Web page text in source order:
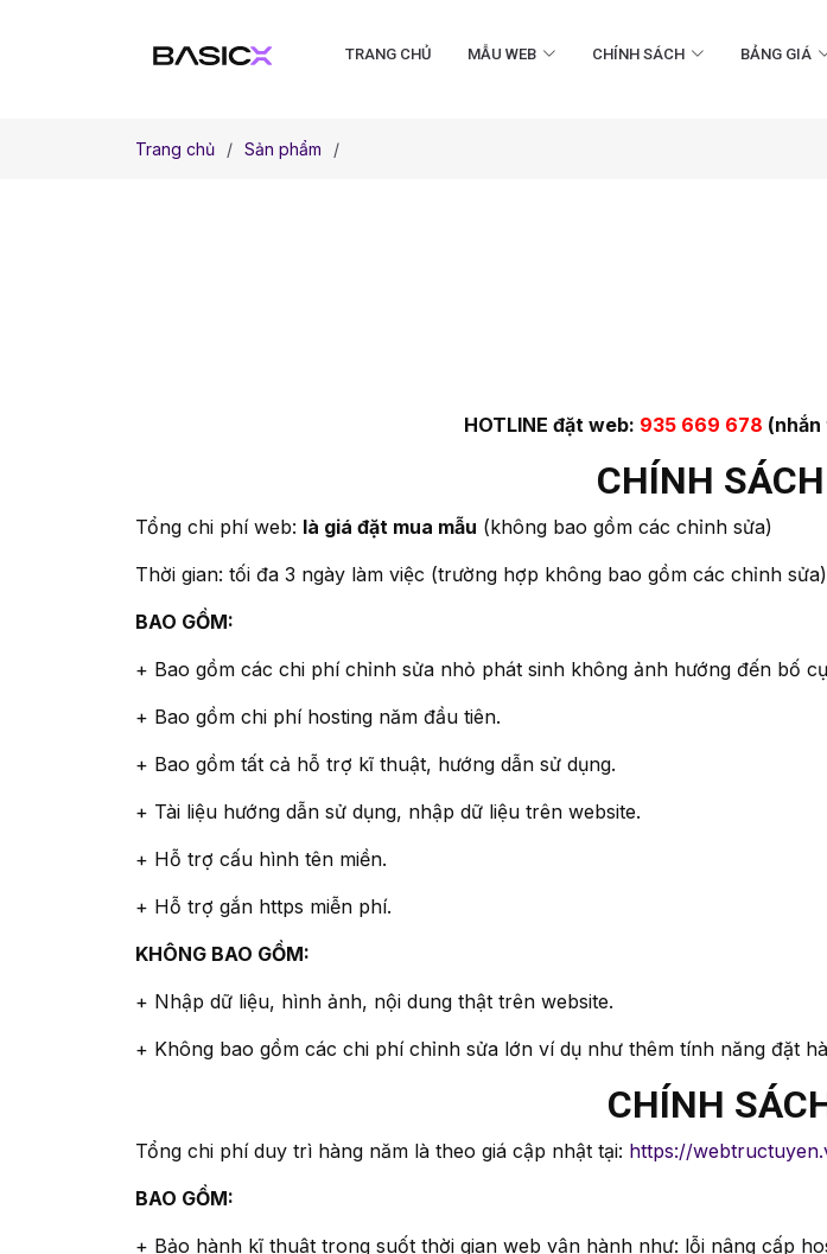
TRANG CHỦ MẪU WEB CHÍNH SÁCH BẢNG GIÁ
Trang chủ Sản phẩm
HOTLINE đặt web: 935 669 678
CHÍNH
Tổng chi phí web: là giá đặt mua mẫu (không bao gồm các chỉnh sửa)
Thời gian: tối đa 3 ngày làm việc (trường hợp không bao gồm các chỉnh sửa)
BAO GỒM:
+ Bao gồm các chi phí chỉnh sửa nhỏ phát sinh không ảnh hướng đến bố
+ Bao gồm chi phí hosting năm đầu tiên.
+ Bao gồm tất cả hỗ trợ kĩ thuật, hướng dẫn sử dụng.
+ Tài liệu hướng dẫn sử dụng, nhập dữ liệu trên website.
+ Hỗ trợ cấu hình tên miền.
+ Hỗ trợ gắn https miễn phí.
KHÔNG BAO GỒM:
+ Nhập dữ liệu, hình ảnh, nội dung thật trên website.
+ Không bao gồm các chi phí chỉnh sửa lớn ví dụ như thêm tính năng đặt
CHÍNH
Tổng chi phí duy trì hàng năm là theo giá cập nhật tại: https://
BAO GỒM:
+ Bảo hành kĩ thuật trong suốt thời gian web vận hành như: lỗi nâng cấp